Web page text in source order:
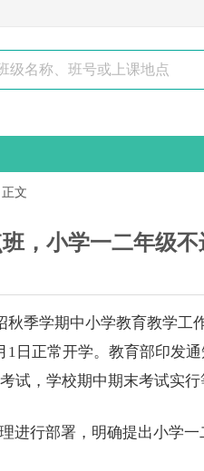
正文
，小学一二年级
秋季学期中小学教育教学工
1日正常开学。教育部印发
试，学校期中期末考试实行
进行部署，明确提出小学一